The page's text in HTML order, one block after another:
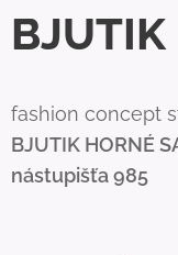
BJUTIK
fashion concept
BJUTIK HORNÉ
nástupišťa 985